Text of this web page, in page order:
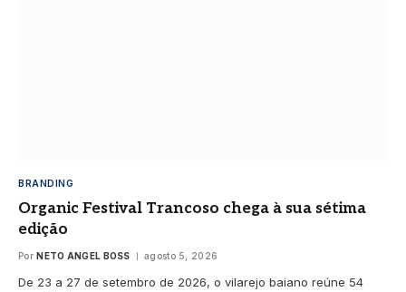
BRANDING
Organic Festival Trancoso chega à sua sétima
edição
Por NETO ANGEL BOSS agosto 5, 2026
De 23 a 27 de setembro de 2026, o vilarejo baiano reúne 54